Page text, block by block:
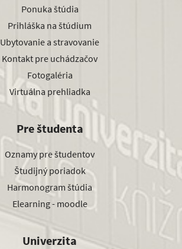
Ponuka štúdia
Prihláška na štúdium
Ubytovanie a stravovanie
Kontakt pre uchádzačov
Fotogaléria
Virtuálna prehliadka
Pre študenta
Oznamy pre študentov
Študijný poriadok
Harmonogram štúdia
Elearning - moodle
Univerzita